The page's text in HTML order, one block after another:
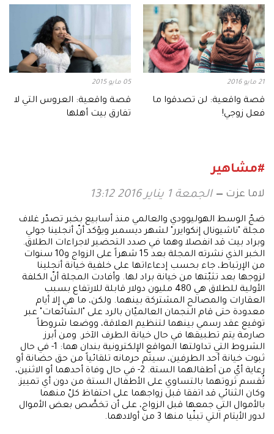
21 مايو 2016
قصة واقعية: لن تصدقوا ما
فعل زوجي!
05 مايو 2015
قصة واقعية: العروس التي لا
تفارق بيت أهلها
#مشاهير
لاما عزت الجمعة 1 يناير 2016 13:12
ضجّ الوسط الهوليوودي والعالمي منذ أسابيع بخبر تصدّر غلاف
مجلة "ناشيونال إنكوايرر" لشهر ديسمبر ويؤكد أنّ أنجلينا جولي
وبراد بيت قد انفصلا وهما في صدد التحضير لاجراءات الطلاق.
الخبر الذي نشرته المجلة بعد 15 شهراً على الزواج و10 سنوات
من الإرتباط، جاء بحسب إدعاءاتها على خلفية خيانة أنجلينا
لزوجها بعد تثبّتها من خيانة براد لها. وأفادت المجلة أنّ الكلفة
الأولية للطلاق هي 480 مليون دولار قابلة للارتفاع بسبب
العقارات والمصالح المشتركة بينهما. ولكن، ما هي إلا أيام
معدودة حتى قام النجمان العالميّان بالرد على "الشائعات" عبر
توقيع عقد رسمي بينهما لتنظيم العلاقة، ووضعا شروطاً
صارمة يتم تطبيقها في حال خيانة الطرف الآخر. ومن أبرز
الشروط التي تداولتها المواقع الإلكترونية بندان هما: 1- في حال
ثبوت خيانة أحد الطرفين، سيتم حرمانه تلقائياً من حق حضانة أو
رعاية أيّ من أطفالهما الستة. 2- في حال وفاة أحدهما أو الاثنين،
تُقسم ثروتهما بالتساوي على الأطفال الستة من دون أي تمييز.
وكان الثنائي قد اتفقا قبل زواجهما على احتفاظ كلّ منهما
بالأموال التي جمعها قبل الزواج، على أن تخصَّص بعض الأموال
لدور الأيتام التي تبنّيا منها 3 من أولادهما.